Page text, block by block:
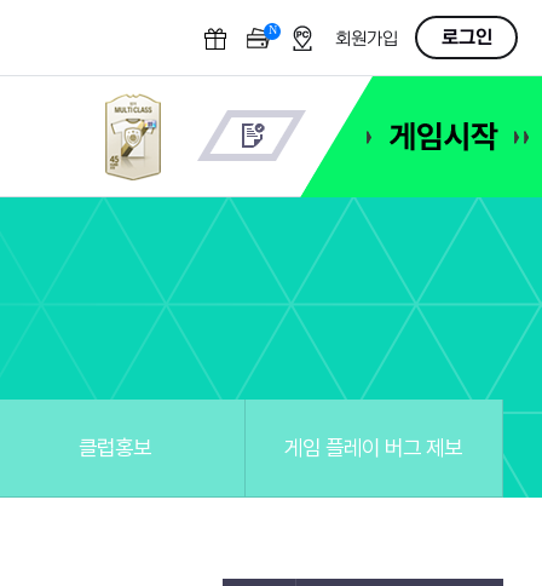
N OFF회원가입 로그인
클럽홍보 게임 플레이 버그 제보